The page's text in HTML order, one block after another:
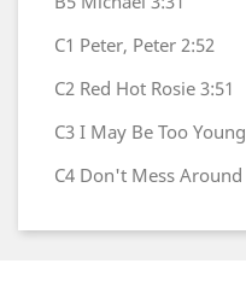
C1 Peter, Peter 2:52
C2 Red Hot Rosie 3:51
C3 I May Be Too Young
C4 Don't Mess Around